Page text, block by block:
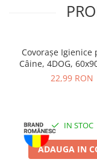
grăsime de pasăre,
Aditivi/kg:
vitamina
mg, antioxidanți.
Constituenți
în timpul activităților.
cantitatea de snack-
la dispoziția câinelui.
Covorașe Igienice
Câine, 4DOG,
bucăți
22,99 RON
IN STOC
ADAUGA IN